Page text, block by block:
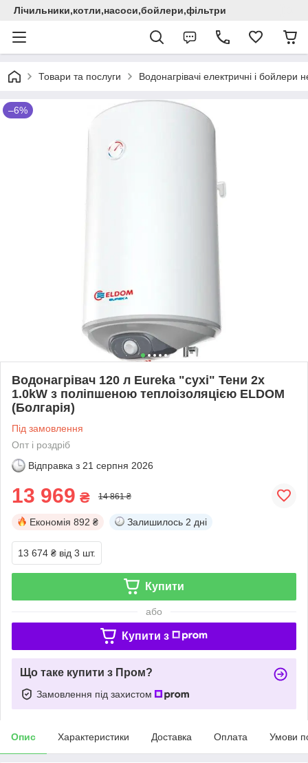
Лічильники,котли,насоси,бойлери,фільтри
Товари та послуги Водонагрівачі електричні i
–6%
Водонагрівач 120 л Eureka "сухі" Тени 2х
1.0kW з поліпшеною теплоізоляцією ELDOM
(Болгарія)
Під замовлення
Опт і роздріб
Відправка з 21 серпня 2026
13 969 ₴ 14 861 ₴
Економія 892 ₴ Залишилось 2 дні
13 674 ₴ від 3 шт.
Купити
або
Купити з
Що таке купити з Пром?
Замовлення під захистом
Опис Характеристики Доставка Оплата Умови